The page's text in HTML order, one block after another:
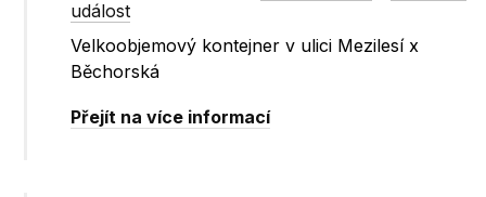
událost
Velkoobjemový kontejner v ulici Mezilesí x
Běchorská
Přejít na více informací